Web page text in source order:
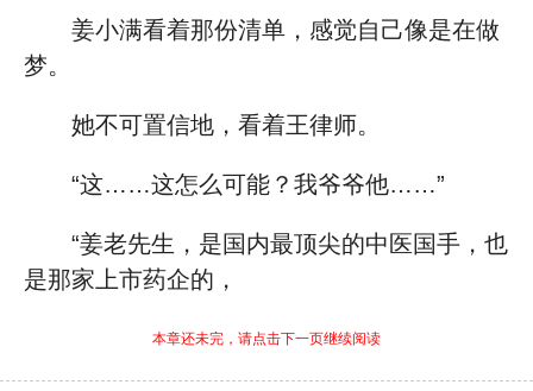
姜小满看着那份清单，感觉自己像是在做
梦。
她不可置信地，看着王律师。
“这……这怎么可能？我爷爷他……”
“姜老先生，是国内最顶尖的中医国手，也
是那家上市药企的，
本章还未完，请点击下一页继续阅读